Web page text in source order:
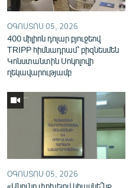
ՕԳՈՍՏՈՍ 05, 2026
400 միլիոն դոլար բյուջեով
TRIPP հիմնադրամ՝ բիզնեսմեն
Կոնստանտին Սոկոլովի
ղեկավարությամբ
ՕԳՈՍՏՈՍ 05, 2026
«Անունը փոխելով կհասնե՞նք